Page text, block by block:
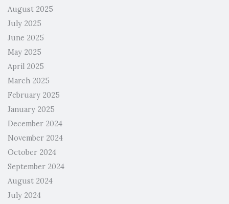
August 2025
July 2025
June 2025
May 2025
April 2025
March 2025
February 2025
January 2025
December 2024
November 2024
October 2024
September 2024
August 2024
July 2024